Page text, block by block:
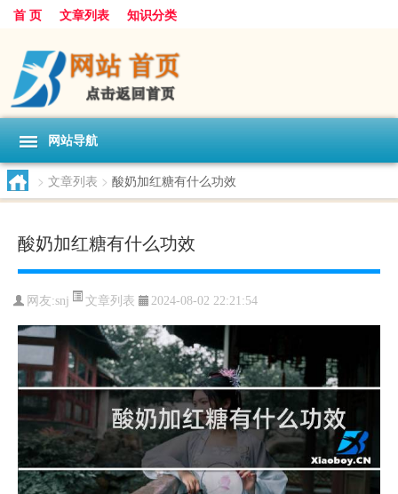
首 页 文章列表 知识分类
网站导航
> 文章列表 > 酸奶加红糖有什么功效
酸奶加红糖有什么功效
网友:snj 文章列表 2024-08-02 22:21:54